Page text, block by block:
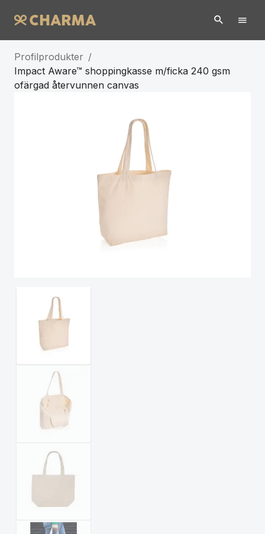
Profilprodukter /
Impact Aware™ shoppingkasse m/ficka 240 gsm
ofärgad återvunnen canvas